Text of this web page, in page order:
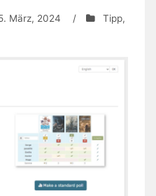
März, 2024 / Tipp,